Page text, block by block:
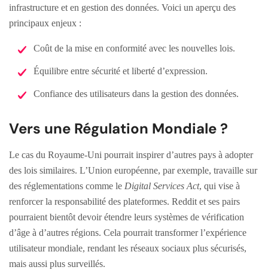
infrastructure et en gestion des données. Voici un aperçu des
principaux enjeux :
Coût de la mise en conformité avec les nouvelles lois.
Équilibre entre sécurité et liberté d’expression.
Confiance des utilisateurs dans la gestion des données.
Vers une Régulation Mondiale ?
Le cas du Royaume-Uni pourrait inspirer d’autres pays à adopter
des lois similaires. L’Union européenne, par exemple, travaille sur
des réglementations comme le Digital Services Act, qui vise à
renforcer la responsabilité des plateformes. Reddit et ses pairs
pourraient bientôt devoir étendre leurs systèmes de vérification
d’âge à d’autres régions. Cela pourrait transformer l’expérience
utilisateur mondiale, rendant les réseaux sociaux plus sécurisés,
mais aussi plus surveillés.